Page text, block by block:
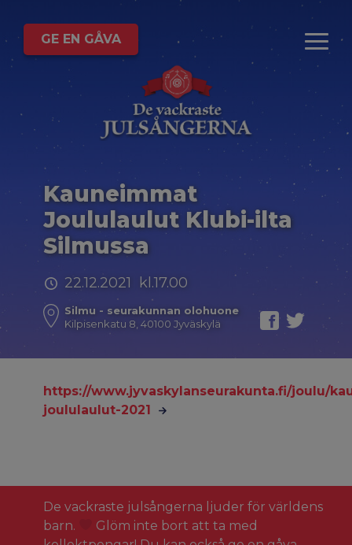
GE EN GÅVA
Kauneimmat
Joululaulut Klubi-ilta
Silmussa
22.12.2021 kl.17.00
Silmu - seurakunnan olohuone
Kilpisenkatu 8, 40100 Jyväskylä
https://www.jyvaskylanseurakunta.fi/joulu/
joululaulut-2021
De vackraste julsångerna ljuder för världens
barn.
Glöm inte bort att ta med